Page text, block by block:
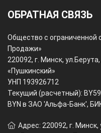
ОБРАТНАЯ СВЯЗЬ
Общество с ограниченной
Продажи»
220092, г. Минск,
«Пушкинский»
УНП 193926712
Текущий (расчетный):
BYN в ЗАО 'Альфа-Банк',
Адрес: 220092, г. Минск,